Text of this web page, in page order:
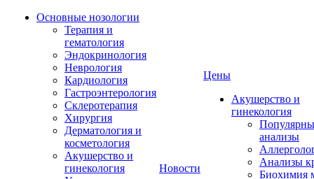
Основные нозологии
Терапия и
гематология
Эндокринология
Неврология
Кардиология
Гастроэнтерология
Склеротерапия
Хирургия
Дерматология и
косметология
Акушерство и
гинекология
Новости
Цены
Акушерство и
гинекология
анализы
Анализы
Биохимия